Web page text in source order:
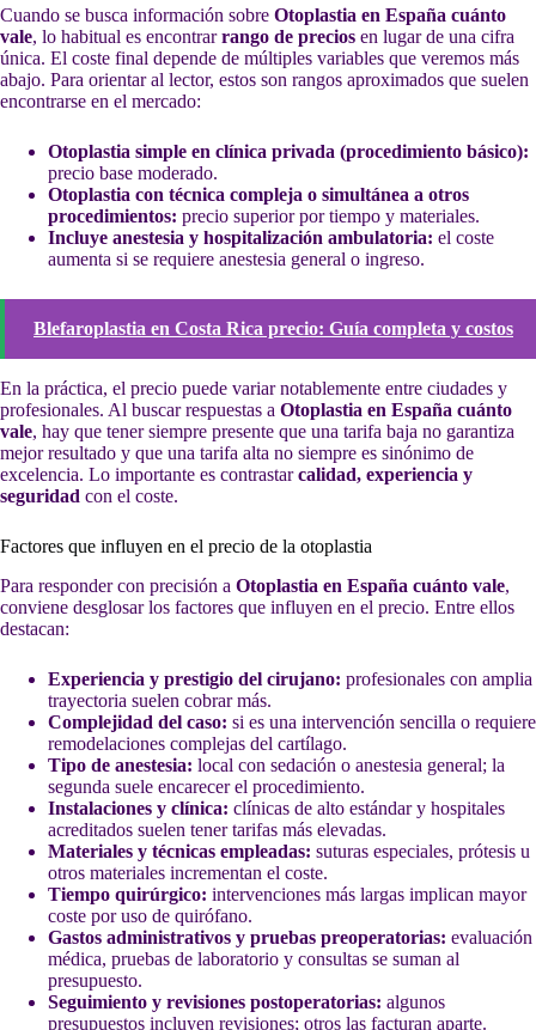
Cuando se busca información sobre Otoplastia en España cuánto
vale, lo habitual es encontrarrango de precios en lugar de una cifra
única. El coste final depende de múltiples variables que veremos más
abajo. Para orientar al lector, estos son rangos aproximados que suelen
encontrarse en el mercado:
Otoplastia simple en clínica privada (procedimiento básico):
precio base moderado.
Otoplastia con técnica compleja o simultánea a otros
procedimientos: precio superior por tiempo y materiales.
Incluye anestesia y hospitalización ambulatoria: el coste
aumenta si se requiere anestesia general o ingreso.
Blefaroplastia en Costa Rica precio: Guía completa y costos
En la práctica, el precio puede variar notablemente entre ciudades y
profesionales. Al buscar respuestas a Otoplastia en España cuánto
vale, hay que tener siempre presente que una tarifa baja no garantiza
mejor resultado y que una tarifa alta no siempre es sinónimo de
excelencia. Lo importante es contrastarcalidad, experiencia y
seguridad con el coste.
Factores que influyen en el precio de la otoplastia
Para responder con precisión a Otoplastia en España cuánto vale,
conviene desglosar los factores que influyen en el precio. Entre ellos
destacan:
Experiencia y prestigio del cirujano: profesionales con amplia
trayectoria suelen cobrar más.
Complejidad del caso: si es una intervención sencilla o requiere
remodelaciones complejas del cartílago.
Tipo de anestesia: local con sedación o anestesia general; la
segunda suele encarecer el procedimiento.
Instalaciones y clínica: clínicas de alto estándar y hospitales
acreditados suelen tener tarifas más elevadas.
Materiales y técnicas empleadas: suturas especiales, prótesis u
otros materiales incrementan el coste.
Tiempo quirúrgico: intervenciones más largas implican mayor
coste por uso de quirófano.
Gastos administrativos y pruebas preoperatorias: evaluación
médica, pruebas de laboratorio y consultas se suman al
presupuesto.
Seguimiento y revisiones postoperatorias: algunos
presupuestos incluyen revisiones; otros las facturan aparte.